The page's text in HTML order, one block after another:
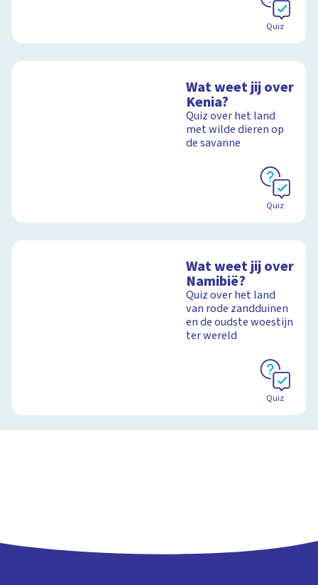
Quiz
Wat weet jij over
Kenia?
Quiz over het land
met wilde dieren op
de savanne
Quiz
Wat weet jij over
Namibië?
Quiz over het land
van rode zandduinen
en de oudste woestijn
ter wereld
Quiz